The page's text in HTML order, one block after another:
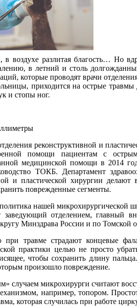
воздухе разлитая благость… Но
в летний и столь
которые проводят врачи
приходится на острые
и стопы ног.
реконструктивной и
помощи пациентам с
медицинской помощи в 2014
ТОКБ. Департамент
и пластической хирургии
поврежденные сегменты.
нашей микрохирургической
заведующий отделением, главный
Минздрава России и по Томской
при травме страдают концевые
практики целью не просто
чтобы сохранить длину
произошло повреждение.
случаем микрохирурги считают
например, топором.
которая случилась при работе